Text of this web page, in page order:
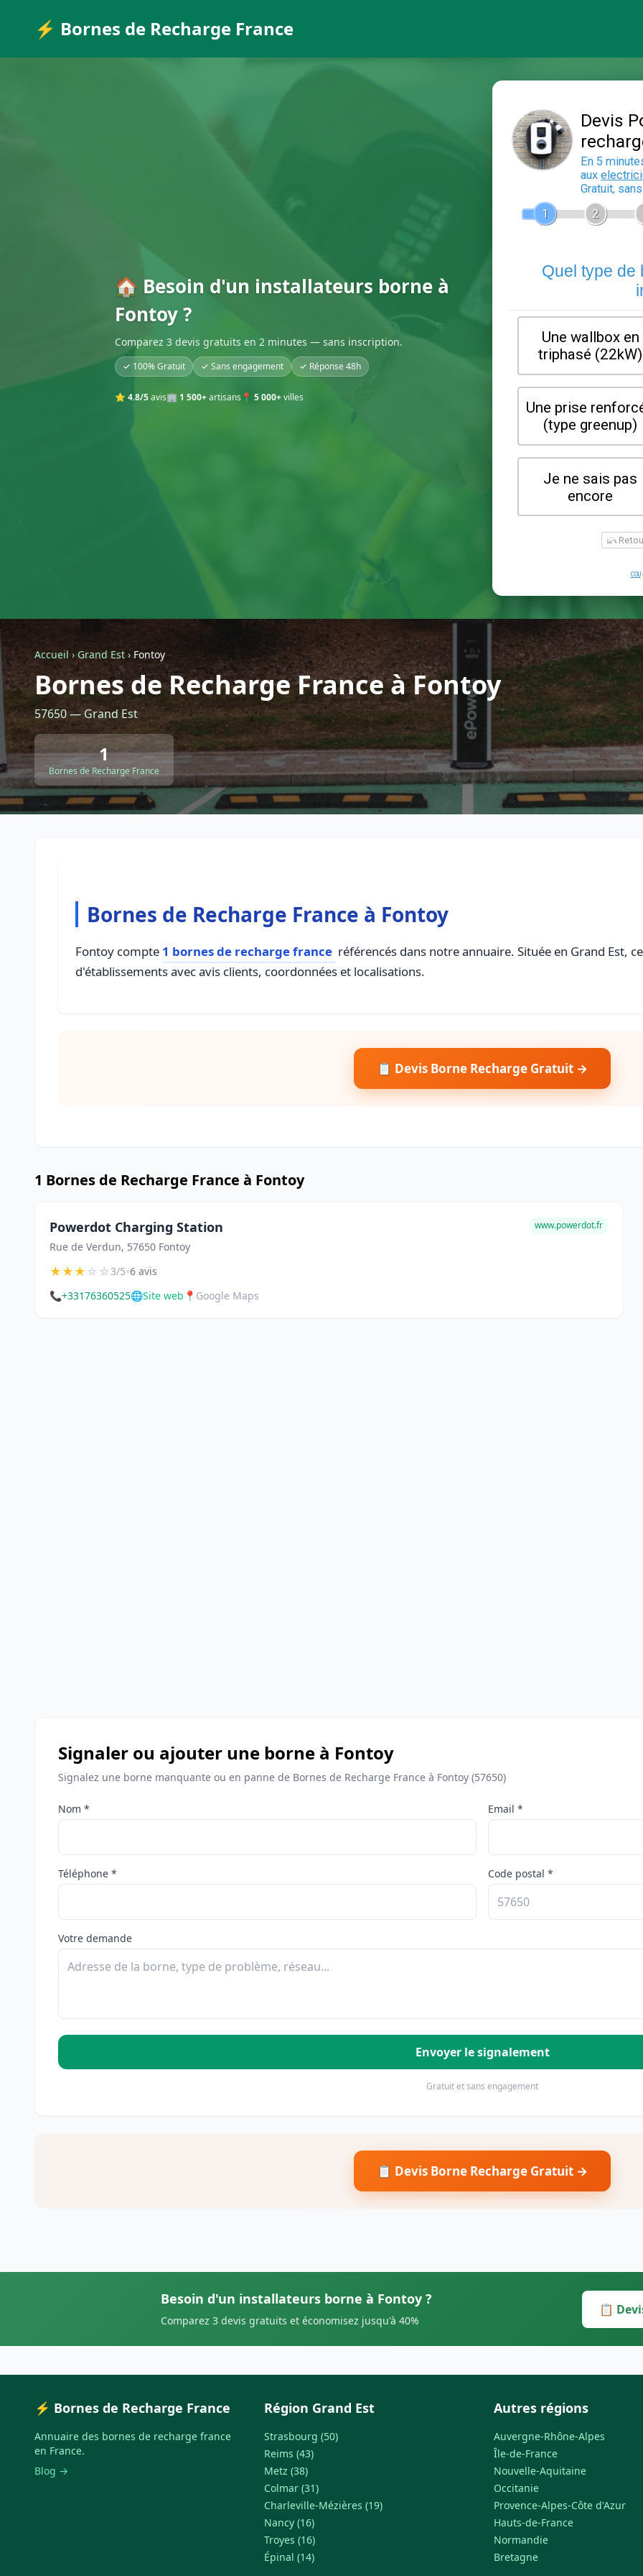
⚡ Bornes de Recharge France
🏠 Besoin d'un installateurs borne à
Fontoy ?
Comparez 3 devis gratuits en 2 minutes — sans inscription.
✓ 100% Gratuit ✓ Sans engagement ✓ Réponse 48h
⭐ 4.8/5avis🏢 1 500+artisans 📍 5 000+villes
Accueil › Grand Est › Fontoy
Bornes de Recharge France à Fontoy
57650 — Grand Est
1
Bornes de Recharge France
Bornes de Recharge France à Fontoy
Fontoy compte 1 bornes de recharge france référencés dans notre annuaire. Située en Grand Est,
d'établissements avec avis clients, coordonnées et localisations.
📋 Devis Borne Recharge Gratuit →
1 Bornes de Recharge France à Fontoy
Powerdot Charging Station
Rue de Verdun, 57650 Fontoy
www.powerdot.fr
★★★☆☆3/5•6 avis
📞+33176360525🌐Site web 📍 Google Maps
Signaler ou ajouter une borne à Fontoy
Signalez une borne manquante ou en panne de Bornes de Recharge France à Fontoy (57650)
Nom * Email *
Téléphone * Code postal *
Votre demande
Envoyer le signalement
Gratuit et sans engagement
📋 Devis Borne Recharge Gratuit →
Besoin d'un installateurs borne à Fontoy ?
Comparez 3 devis gratuits et économisez jusqu'à 40%
📋
⚡ Bornes de Recharge France
Annuaire des bornes de recharge france
en France.
Blog →
Région Grand Est
Strasbourg (50)
Reims (43)
Metz (38)
Colmar (31)
Charleville-Mézières (19)
Nancy (16)
Troyes (16)
Épinal (14)
Autres régions
Auvergne-Rhône-Alpes
Île-de-France
Nouvelle-Aquitaine
Occitanie
Provence-Alpes-Côte d'Azur
Hauts-de-France
Normandie
Bretagne